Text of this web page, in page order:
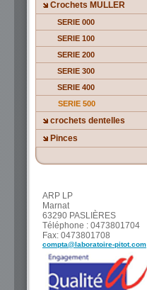
Crochets MULLER
SERIE 000
SERIE 100
SERIE 200
SERIE 300
SERIE 400
SERIE 500
crochets dentelles
Pinces
ARP LP
Marnat
63290 PASLIÈRES
Téléphone : 0473801704
Fax: 0473801708
compta@laboratoire-pitot.com